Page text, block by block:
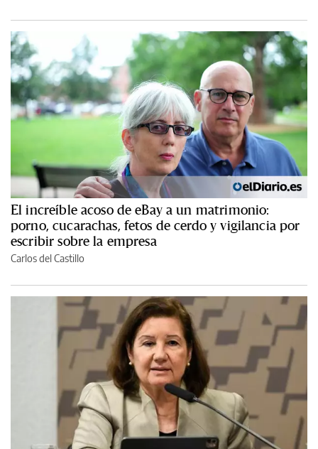
El increíble acoso de eBay a un matrimonio:
porno, cucarachas, fetos de cerdo y vigilancia por
escribir sobre la empresa
Carlos del Castillo